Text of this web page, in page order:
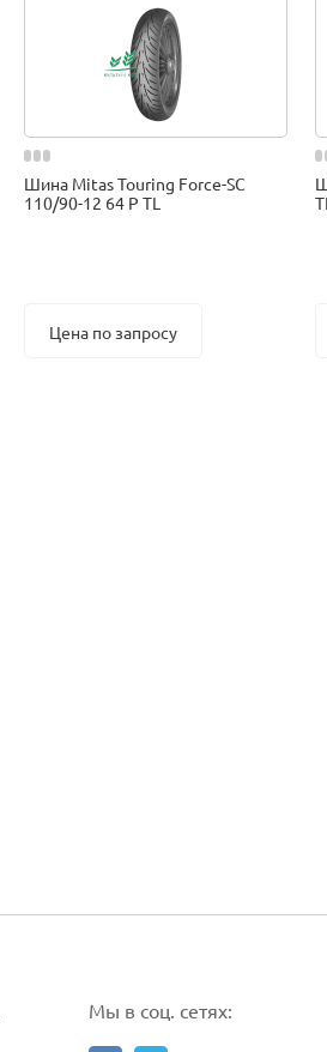
Шина Mitas Touring Force-SC
110/90-12 64 P TL
Цена по запросу
TL
Мы в соц. сетях: